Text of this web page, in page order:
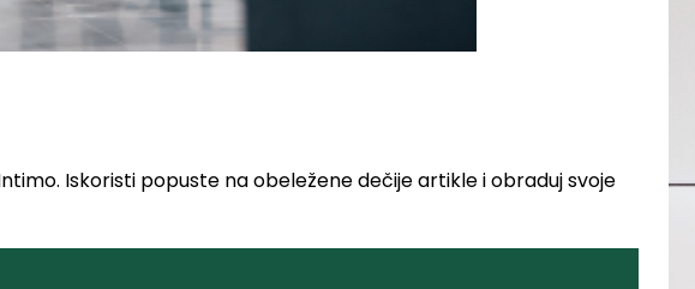
Iskoristi popuste na obeležene dečije artikle i obraduj svoje